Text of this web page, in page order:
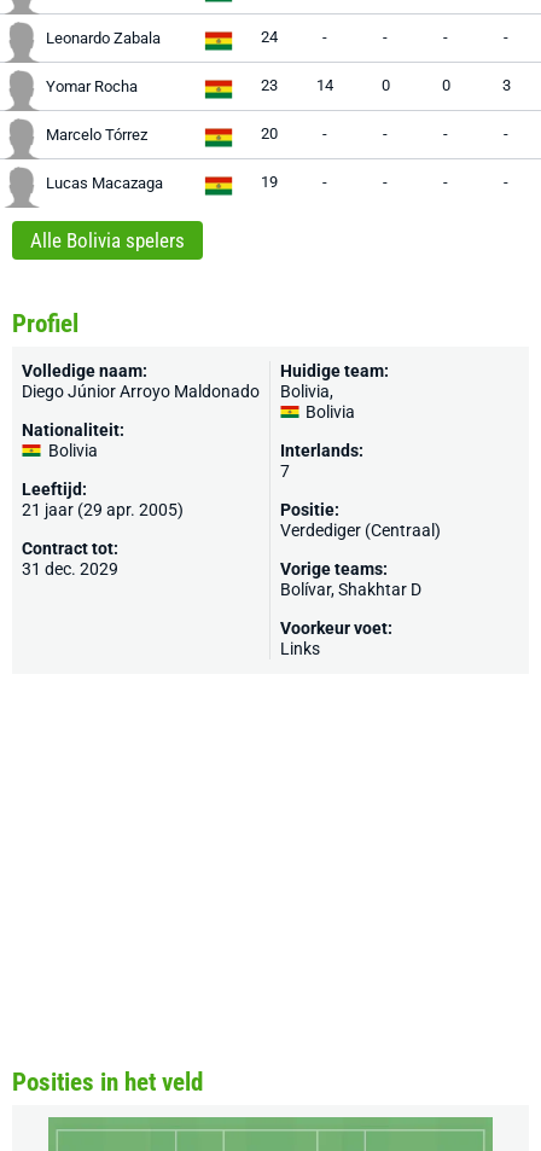
Leonardo Zabala 24 - - - -
Yomar Rocha 23 14 0 0 3
Marcelo Tórrez 20 - - - -
Lucas Macazaga 19 - - - -
Alle Bolivia spelers
Profiel
Volledige naam:
Diego Júnior Arroyo Maldonado
Nationaliteit:
Bolivia
Leeftijd:
21 jaar (29 apr. 2005)
Contract tot:
31 dec. 2029
Huidige team:
Bolivia,
Bolivia
Interlands:
7
Positie:
Verdediger (Centraal)
Vorige teams:
Bolívar,Shakhtar D
Voorkeur voet:
Links
Posities in het veld